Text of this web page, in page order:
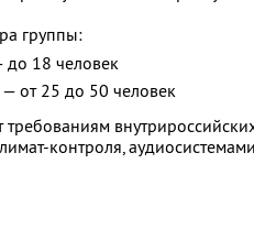
группы:
до 18 человек
— от 25 до 50 человек
требованиям
контроля,